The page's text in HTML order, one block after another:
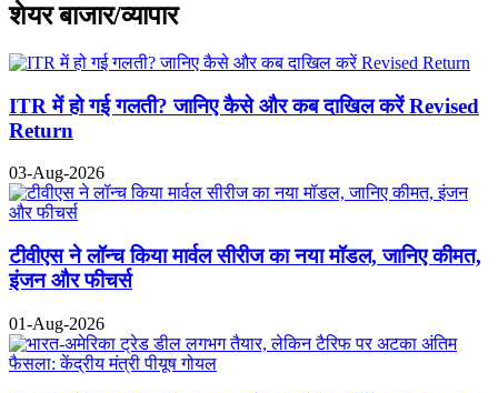
शेयर बाजार/व्यापार
ITR में हो गई गलती? जानिए कैसे और कब दाखिल करें Revised
Return
03-Aug-2026
टीवीएस ने लॉन्च किया मार्वल सीरीज का नया मॉडल, जानिए कीमत,
इंजन और फीचर्स
01-Aug-2026